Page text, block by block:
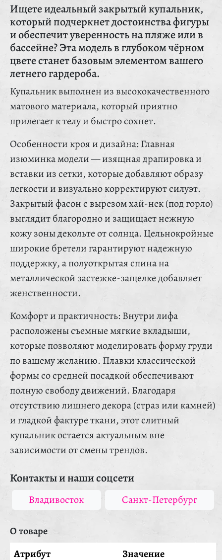
Ищете идеальный закрытый купальник,
который подчеркнет достоинства фигуры
и обеспечит уверенность на пляже или в
бассейне? Эта модель в глубоком чёрном
цвете станет базовым элементом вашего
летнего гардероба.
Купальник выполнен из высококачественного
матового материала, который приятно
прилегает к телу и быстро сохнет.
Особенности кроя и дизайна: Главная
изюминка модели — изящная драпировка и
вставки из сетки, которые добавляют образу
легкости и визуально корректируют силуэт.
Закрытый фасон с вырезом хай-нек (под горло)
выглядит благородно и защищает нежную
кожу зоны декольте от солнца. Цельнокройные
широкие бретели гарантируют надежную
поддержку, а полуоткрытая спина на
металлической застежке-защелке добавляет
женственности.
Комфорт и практичность: Внутри лифа
расположены съемные мягкие вкладыши,
которые позволяют моделировать форму груди
по вашему желанию. Плавки классической
формы со средней посадкой обеспечивают
полную свободу движений. Благодаря
отсутствию лишнего декора (страз или камней)
и гладкой фактуре ткани, этот слитный
купальник остается актуальным вне
зависимости от смены трендов.
Контакты и наши соцсети
Владивосток Санкт-Петербург
О товаре
Атрибут
Значение